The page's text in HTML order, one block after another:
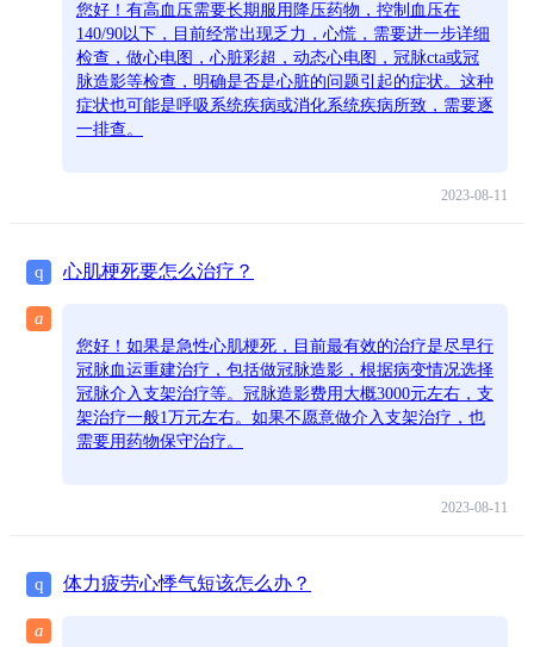
您好！有高血压需要长期服用降压药物，控制血压在
140/90以下，目前经常出现乏力，心慌，需要进一步详细
检查，做心电图，心脏彩超，动态心电图，冠脉cta或冠
脉造影等检查，明确是否是心脏的问题引起的症状。这种
症状也可能是呼吸系统疾病或消化系统疾病所致，需要逐
一排查。
2023-08-11
q 心肌梗死要怎么治疗？
a
您好！如果是急性心肌梗死，目前最有效的治疗是尽早行
冠脉血运重建治疗，包括做冠脉造影，根据病变情况选择
冠脉介入支架治疗等。冠脉造影费用大概3000元左右，支
架治疗一般1万元左右。如果不愿意做介入支架治疗，也
需要用药物保守治疗。
2023-08-11
q 体力疲劳心悸气短该怎么办？
a